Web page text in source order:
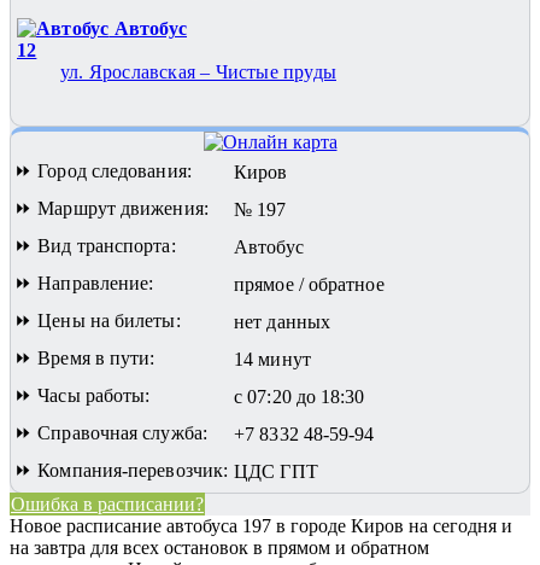
Автобус
12
ул. Ярославская – Чистые пруды
⏩ Город следования:
Киров
⏩ Маршрут движения:
№ 197
⏩ Вид транспорта:
Автобус
⏩ Направление:
прямое / обратное
⏩ Цены на билеты:
нет данных
⏩ Время в пути:
14 минут
⏩ Часы работы:
с 07:20 до 18:30
⏩ Справочная служба:
+7 8332 48-59-94
⏩ Компания-перевозчик: ЦДС ГПТ
Ошибка в расписании?
Новое расписание автобуса 197 в городе Киров на сегодня и
на завтра для всех остановок в прямом и обратном